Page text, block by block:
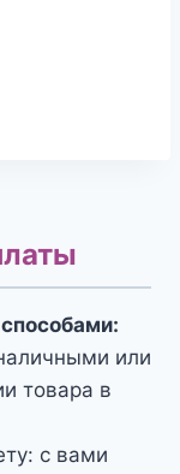
или
товара в
с вами